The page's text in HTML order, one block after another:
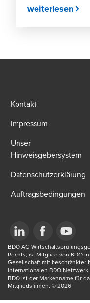
weiterlesen
Kontakt
Impressum
Unser
Hinweisgebersystem
Datenschutzerklärung
Auftragsbedingungen
Opens in a new window/
Opens in a new
Opens in a
BDO AG
Rechts, ist Mitglied von BDO
Gesellschaft mit beschränkter
internationalen BDO
BDO ist der Markenname für
Mitgliedsfirmen.​ © 2026